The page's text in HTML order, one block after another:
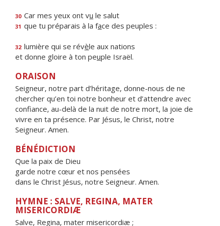
30 Car mes yeux ont vu le salut
31 que tu préparais à la face des peuples :
32 lumière qui se révèle aux nations
et donne gloire à ton peuple Israël.
ORAISON
Seigneur, notre part d’héritage, donne-nous de ne
chercher qu’en toi notre bonheur et d’attendre avec
confiance, au-delà de la nuit de notre mort, la joie de
vivre en ta présence. Par Jésus, le Christ, notre
Seigneur. Amen.
BÉNÉDICTION
Que la paix de Dieu
garde notre cœur et nos pensées
dans le Christ Jésus, notre Seigneur. Amen.
HYMNE : SALVE, REGINA, MATER
MISERICORDIÆ
Salve, Regina, mater misericordiæ ;